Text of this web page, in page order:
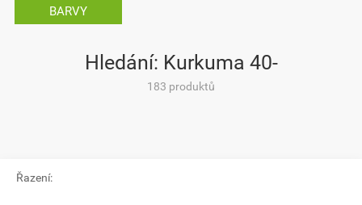
BARVY
Hledání: Kurkuma 40-
183 produktů
Řazení: